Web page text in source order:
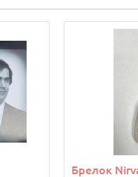
Брелок